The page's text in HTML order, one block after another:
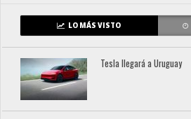
LO MÁS VISTO
Tesla llegará a Uruguay